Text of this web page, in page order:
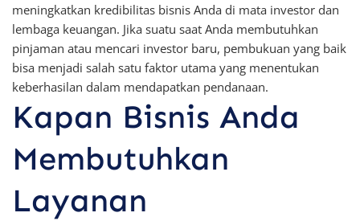
meningkatkan kredibilitas bisnis Anda di mata investor dan
lembaga keuangan. Jika suatu saat Anda membutuhkan
pinjaman atau mencari investor baru, pembukuan yang baik
bisa menjadi salah satu faktor utama yang menentukan
keberhasilan dalam mendapatkan pendanaan.
Kapan Bisnis Anda
Membutuhkan
Layanan